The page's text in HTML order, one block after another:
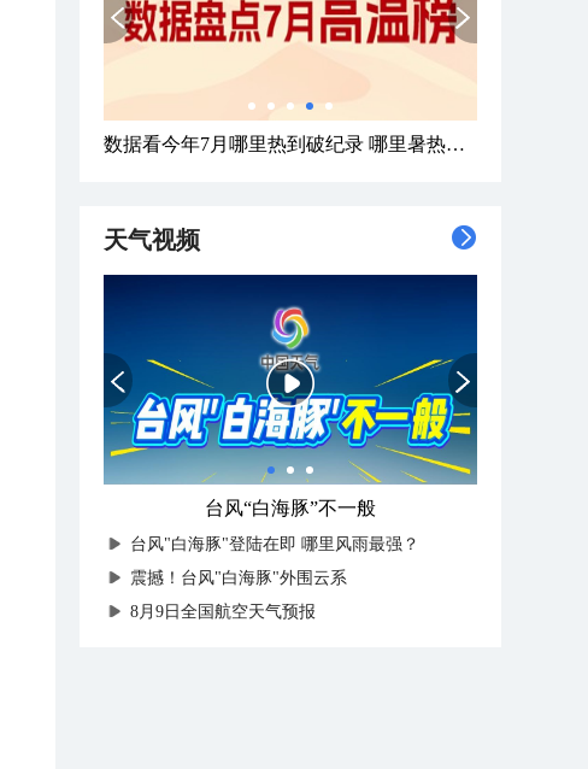
数据看今年7月哪里热到破纪录 哪里暑热连轴转
天气视频
台风“白海豚”不一般
台风"白海豚"登陆在即 哪里风雨最强？
震撼！台风"白海豚"外围云系
8月9日全国航空天气预报